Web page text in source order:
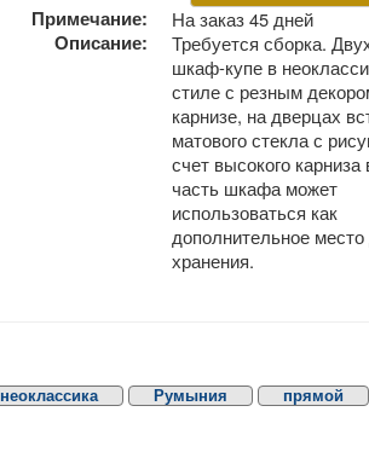
Примечание:
На заказ 45 дней
Описание:
Требуется сборка.
шкаф-купе в
стиле с резным
карнизе, на дверцах
матового стекла с
счет высокого карниза
часть шкафа может
использоваться как
дополнительное
хранения.
неоклассика Румыния
прямой